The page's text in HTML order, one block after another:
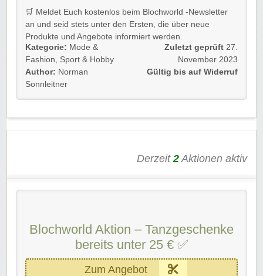
🛒 Meldet Euch kostenlos beim Blochworld -Newsletter
an und seid stets unter den Ersten, die über neue
Produkte und Angebote informiert werden.
Verpasst nie wieder Schnäppchen, Aktionen und
EXKLUSIVE Rabatte!
Wir wünschen Euch viel Spaß damit!🛒‍🐼
Kategorie: Mode &
Fashion
Sport & Hobby
Author: Norman
Sonnleitner
Zuletzt geprüft 27.
November 2023
Gültig bis auf Widerruf
Derzeit 2 Aktionen aktiv
Blochworld Aktion – Tanzgeschenke
bereits unter 25 € ✅
Zum Angebot